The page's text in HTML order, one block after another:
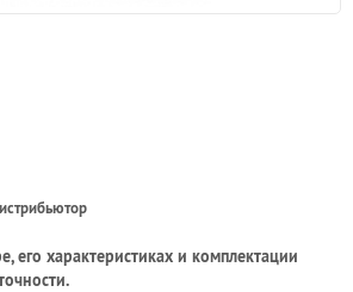
его характеристиках и комплектации